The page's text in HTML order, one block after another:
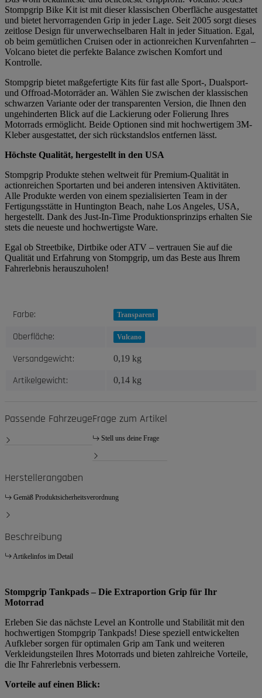
Stompgrip Bike Kit ist mit dieser klassischen Oberfläche ausgestattet
und bietet hervorragenden Grip in jeder Lage. Seit 2005 sorgt dieses
zeitlose Design für unverwechselbaren Halt in jeder Situation. Egal,
ob beim gemütlichen Cruisen oder in actionreichen Kurvenfahrten –
Volcano bietet die perfekte Balance zwischen Komfort und
Kontrolle.
Stompgrip bietet maßgefertigte Kits für fast alle Sport-, Dualsport-
und Offroad-Motorräder an. Wählen Sie zwischen der klassischen
schwarzen Variante oder der transparenten Version, die Ihnen den
ungehinderten Blick auf die Lackierung oder Folierung Ihres
Motorrads ermöglicht. Beide Optionen sind mit hochwertigem 3M-
Kleber ausgestattet, der sich rückstandslos entfernen lässt.
Höchste Qualität, hergestellt in den USA
Stompgrip Produkte stehen weltweit für Premium-Qualität in
actionreichen Sportarten und bei anderen intensiven Aktivitäten.
Alle Produkte werden von einem spezialisierten Team in der
Fertigungsstätte in Huntington Beach, nahe Los Angeles, USA,
hergestellt. Dank des Just-In-Time Produktionsprinzips erhalten Sie
stets die neueste und hochwertigste Ware.
Egal ob Streetbike, Dirtbike oder ATV – vertrauen Sie auf die
Qualität und Erfahrung von Stompgrip, um das Beste aus Ihrem
Fahrerlebnis herauszuholen!
Produkteigenschaft
Wert
Farbe: Transparent
Oberfläche: Vulcano
Versandgewicht: 0,19 kg
Artikelgewicht: 0,14 kg
Passende FahrzeugeFrage zum Artikel
Stell uns deine Frage
Herstellerangaben
Gemäß Produktsicherheitsverordnung
Beschreibung
Artikelinfos im Detail
Stompgrip Tankpads – Die Extraportion Grip für Ihr
Motorrad
Erleben Sie das nächste Level an Kontrolle und Stabilität mit den
hochwertigen Stompgrip Tankpads! Diese speziell entwickelten
Aufkleber sorgen für optimalen Grip am Tank und weiteren
Verkleidungsteilen Ihres Motorrads und bieten zahlreiche Vorteile,
die Ihr Fahrerlebnis verbessern.
Vorteile auf einen Blick: